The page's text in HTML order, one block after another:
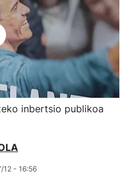
inbertsio publikoa
12 - 16:56